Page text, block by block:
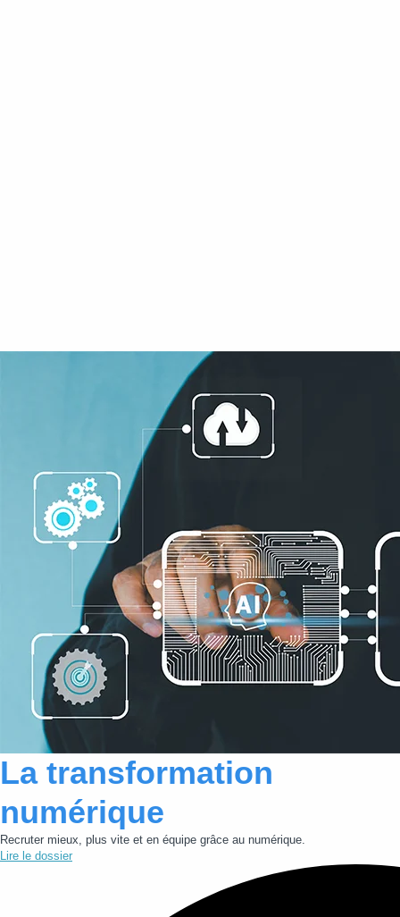
La transformation
numérique
Recruter mieux, plus vite et en équipe grâce au numérique.
Lire le dossier